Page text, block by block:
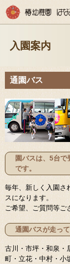
入園案内
通園バス
園バスは、5台
です。
毎年、新しく入園さ
スになります。
ご希望、ご質問等ご
通園バスが走っ
古川・市坪・和泉・
町・立花・中村・小